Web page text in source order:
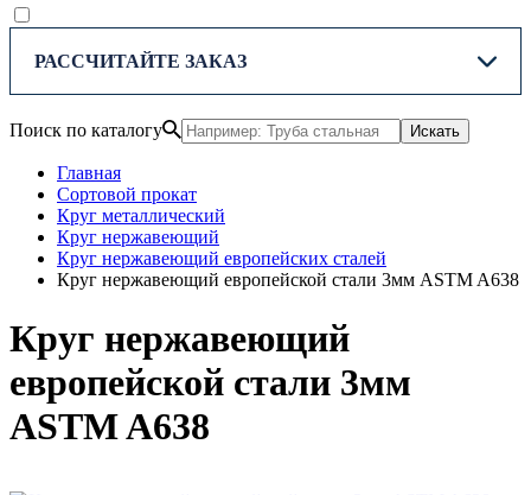
РАССЧИТАЙТЕ ЗАКАЗ
Поиск по каталогу Искать
Главная
Сортовой прокат
Круг металлический
Круг нержавеющий
Круг нержавеющий европейских сталей
Круг нержавеющий европейской стали 3мм ASTM A638
Круг нержавеющий
европейской стали 3мм
ASTM A638